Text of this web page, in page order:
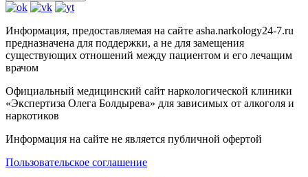
Информация, предоставляемая на сайте asha.narkology24-7.ru
предназначена для поддержки, а не для замещения
существующих отношений между пациентом и его лечащим
врачом
Официальный медицинский сайт наркологической клиники
«Экспертиза Олега Болдырева» для зависимых от алкоголя и
наркотиков
Информация на сайте не является публичной офертой
Пользовательское соглашение